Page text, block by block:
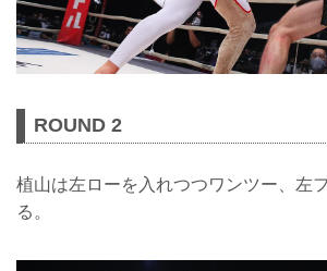
ROUND 2
植山は左ローを入れつつワンツー、左
る。